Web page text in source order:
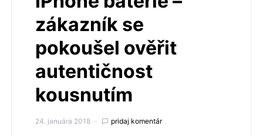
zákazník se
pokoušel ověřit
autentičnost
kousnutím
24. januára 2018 pridaj komentár